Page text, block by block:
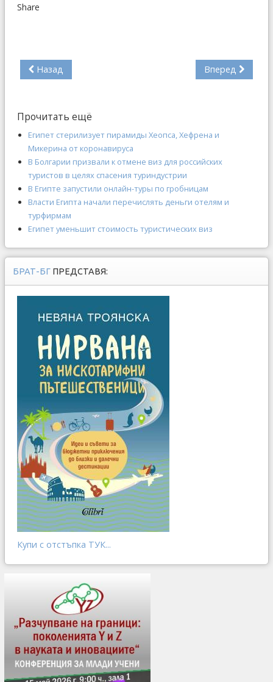
Share
Назад Вперед
Прочитать ещё
Египет стерилизует пирамиды Хеопса, Хефрена и
Микерина от коронавируса
В Болгарии призвали к отмене виз для российских
туристов в целях спасения туриндустрии
В Египте запустили онлайн-туры по гробницам
Власти Египта начали перечислять деньги отелям и
турфирмам
Египет уменьшит стоимость туристических виз
БРАТ-БГ ПРЕДСТАВЯ:
Купи с отстъпка ТУК...